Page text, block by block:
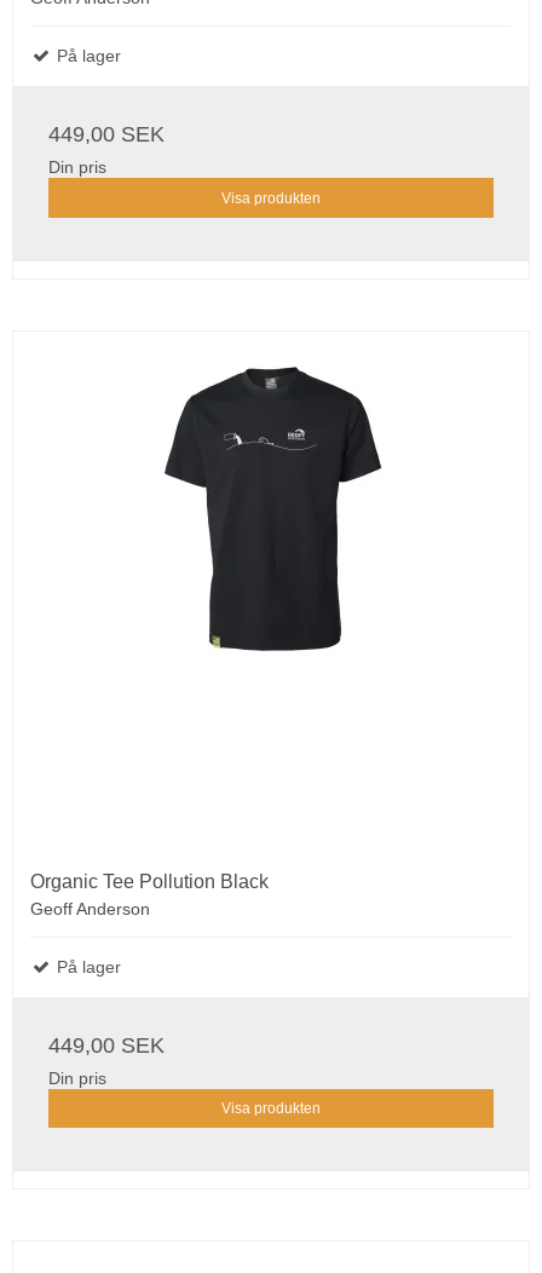
På lager
449,00 SEK
Din pris
Visa produkten
Organic Tee Pollution Black
Geoff Anderson
På lager
449,00 SEK
Din pris
Visa produkten